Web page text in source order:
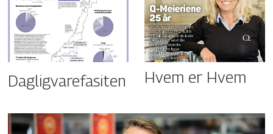
Dagligvarefasiten Hvem er Hvem